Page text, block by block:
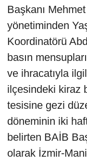
Başkanı
yönetiminden
Koordinatörü
basın
ve ihracatıyla
ilçesindeki kiraz
tesisine gezi
döneminin iki
belirten BAİB
olarak İzmir-